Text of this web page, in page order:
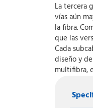
La tercera
vías aún
la fibra.
que las
Cada
diseño y
multifibra,